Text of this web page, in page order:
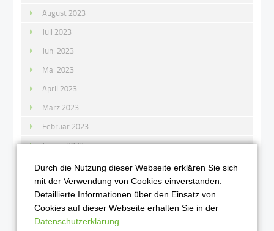
August 2023
Juli 2023
Juni 2023
Mai 2023
April 2023
März 2023
Februar 2023
Januar 2023
2022
Dezember 2022
Durch die Nutzung dieser Webseite erklären Sie sich
mit der Verwendung von Cookies einverstanden.
Detaillierte Informationen über den Einsatz von
Cookies auf dieser Webseite erhalten Sie in der
Datenschutzerklärung